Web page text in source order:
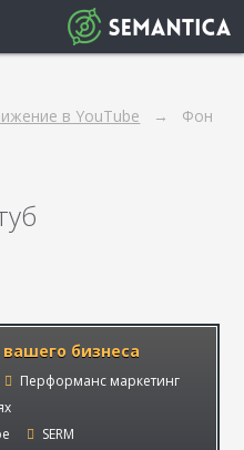
в YouTube
Фон
бизнеса
Перформанс маркетинг
SERM